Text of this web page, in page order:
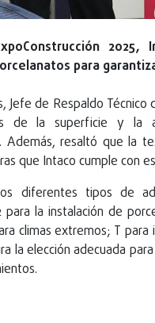
para
Jefe de Respaldo
de la superficie y la
Además, resaltó que la
que Intaco cumple con
diferentes tipos de
para la instalación de
climas extremos; T
la elección adecuada